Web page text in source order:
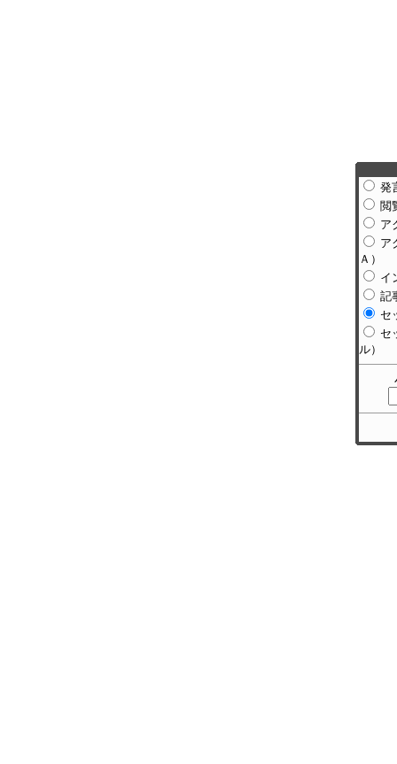
発
閲
ア
ア
Ａ）
イ
記
セ
セ
ル）